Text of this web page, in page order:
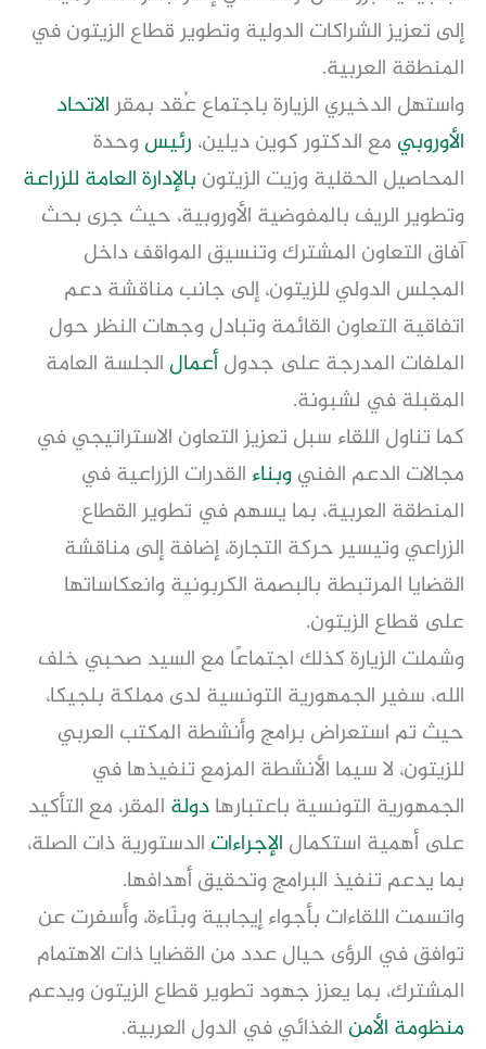
إلى تعزيز الشراكات الدولية وتطوير قطاع الزيتون في
المنطقة العربية.
واستهل الدخيري الزيارة باجتماع عُقد بمقرالاتحاد
الأوروبي مع الدكتور كوين ديلين، رئيس وحدة
المحاصيل الحقلية وزيت الزيتون بالإدارة العامة للزراعة
وتطوير الريف بالمفوضية الأوروبية، حيث جرى بحث
آفاق التعاون المشترك وتنسيق المواقف داخل
المجلس الدولي للزيتون، إلى جانب مناقشة دعم
اتفاقية التعاون القائمة وتبادل وجهات النظر حول
الملفات المدرجة على جدولأعمال الجلسة العامة
المقبلة في لشبونة.
كما تناول اللقاء سبل تعزيز التعاون الاستراتيجي في
مجالات الدعم الفنيوبناءالقدرات الزراعية في
المنطقة العربية، بما يسهم في تطوير القطاع
الزراعي وتيسير حركة التجارة، إضافة إلى مناقشة
القضايا المرتبطة بالبصمة الكربونية وانعكاساتها
على قطاع الزيتون.
وشملت الزيارة كذلك اجتماعًا مع السيد صحبي خلف
الله، سفير الجمهورية التونسية لدى مملكة بلجيكا،
حيث تم استعراض برامج وأنشطة المكتب العربي
للزيتون، لا سيما الأنشطة المزمع تنفيذها في
الجمهورية التونسية باعتبارهادولة المقر، مع التأكيد
على أهمية استكمال الإجراءات الدستورية ذات الصلة،
بما يدعم تنفيذ البرامج وتحقيق أهدافها.
واتسمت اللقاءات بأجواء إيجابية وبنّاءة، وأسفرت عن
توافق في الرؤى حيال عدد من القضايا ذات الاهتمام
المشترك، بما يعزز جهود تطوير قطاع الزيتون ويدعم
منظومة الأمن الغذائي في الدول العربية.